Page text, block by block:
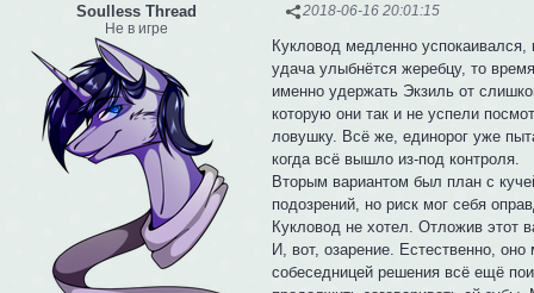
2018-06-16 20:01:15
Soulless Thread
Не в игре
Кукловод медленно
удача улыбнётся жеребцу, то
именно удержать Экзиль от
которую они так и не успели
ловушку. Всё же, единорог уже
когда всё вышло из-под контроля.
Вторым вариантом был план с
подозрений, но риск мог себя
Кукловод не хотел. Отложив этот
И, вот, озарение. Естественно,
собеседницей решения всё ещё